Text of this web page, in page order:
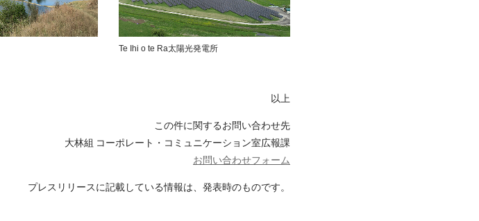
Te Ihi o te Ra太陽光発電所
以上
この件に関するお問い合わせ先
大林組 コーポレート・コミュニケーション室広報課
お問い合わせフォーム
プレスリリースに記載している情報は、発表時のものです。